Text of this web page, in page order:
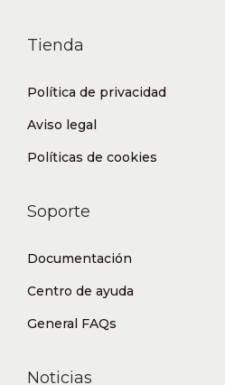
Tienda
Política de privacidad
Aviso legal
Políticas de cookies
Soporte
Documentación
Centro de ayuda
General FAQs
Noticias